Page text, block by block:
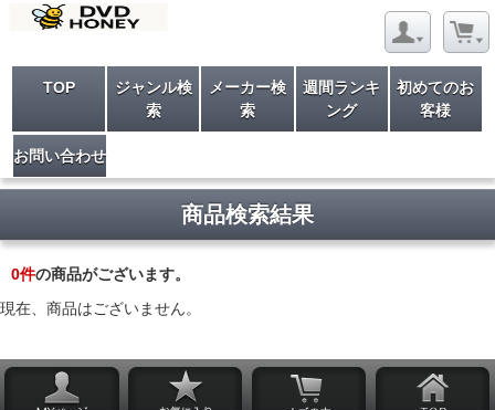
TOP
ジャンル検
索
メーカー検
索
週間ランキ
ング
初めてのお
客様
お問い合わせ
商品検索結果
0件の商品がございます。
現在、商品はございません。